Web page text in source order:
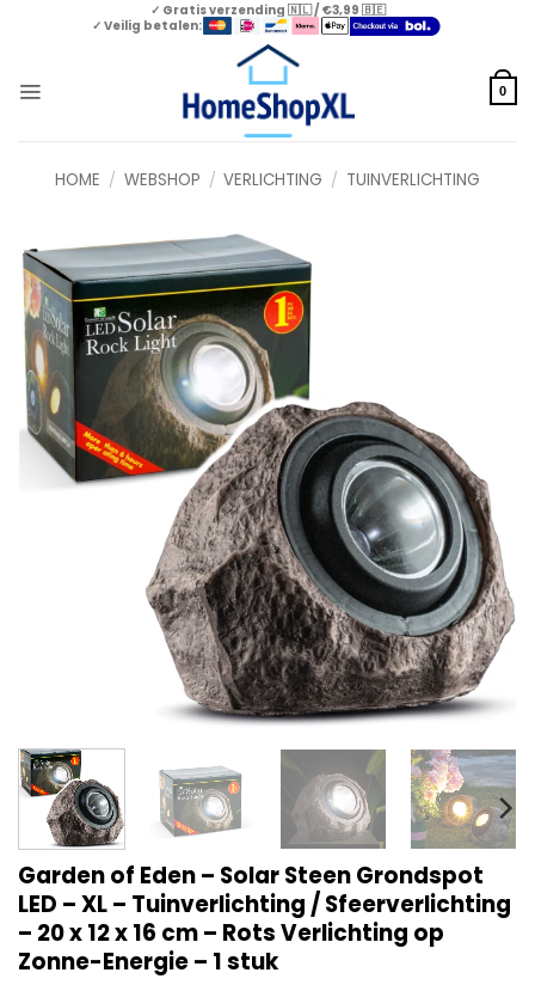
✓ Gratis verzending 🇳🇱 / €3,99 🇧🇪
✓ Veilig betalen:
0
HOME / WEBSHOP / VERLICHTING / TUINVERLICHTING
Garden of Eden – Solar Steen Grondspot
LED – XL – Tuinverlichting / Sfeerverlichting
– 20 x 12 x 16 cm – Rots Verlichting op
Zonne-Energie – 1 stuk